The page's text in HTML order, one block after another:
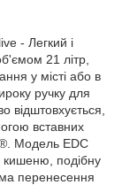
- Легкий і
21 літр,
у місті або в
ручку для
відштовхується,
вставних
Модель EDC
подібну
перенесення